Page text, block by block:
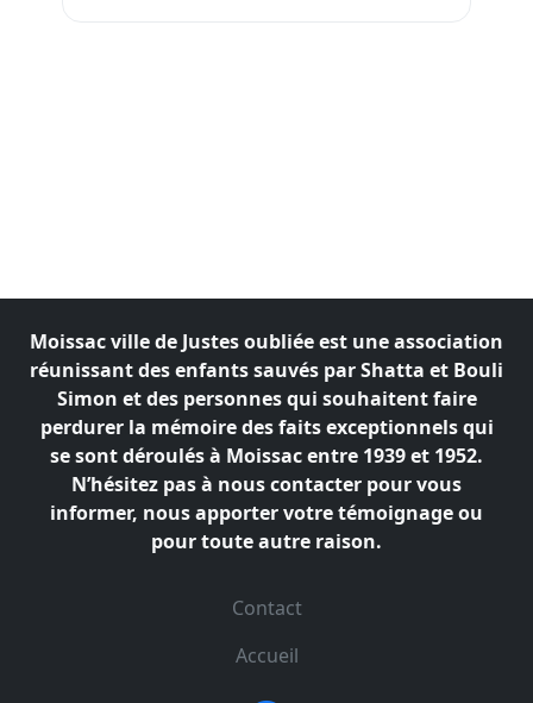
Moissac ville de Justes oubliée est une association
réunissant des enfants sauvés par Shatta et Bouli
Simon et des personnes qui souhaitent faire
perdurer la mémoire des faits exceptionnels qui
se sont déroulés à Moissac entre 1939 et 1952.
N’hésitez pas à nous contacter pour vous
informer, nous apporter votre témoignage ou
pour toute autre raison.
Contact
Accueil